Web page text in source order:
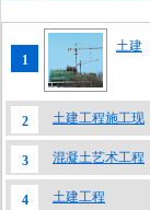
1
土建
2 土建工程施工现
3 混凝土艺术工程
4 土建工程